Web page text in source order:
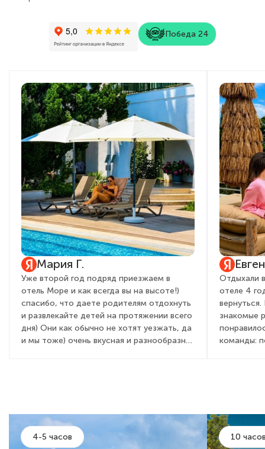
Победа 24
Мария Г.
Уже второй год подряд приезжаем в
отель Море и как всегда вы на высоте!)
спасибо, что даете родителям отдохнуть
и развлекайте детей на протяжении всего
дня) Они как обычно не хотят уезжать, да
и мы тоже) очень вкусная и разнообразная
наполняемости и только довольных
туристов!)
Отдыхали
отеле 4
знакомые
команды:
праздник,
для детей
4-5 часов 10